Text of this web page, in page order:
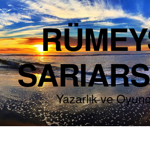
Yazarlık ve